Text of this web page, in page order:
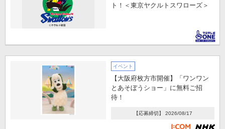
ト！＜東京ヤクルトスワローズ＞
イベント
【大阪府枚方市開催】「ワンワン
とあそぼうショー」に無料ご招
待！
【応募締切】 2026/08/17